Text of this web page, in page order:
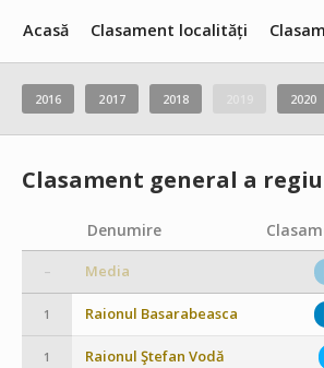
Acasă Clasament localități
2016 2017 2018 2020
Clasament general a
Denumire
– Media
1 Raionul Basarabeasca
1 Raionul Ştefan Vodă